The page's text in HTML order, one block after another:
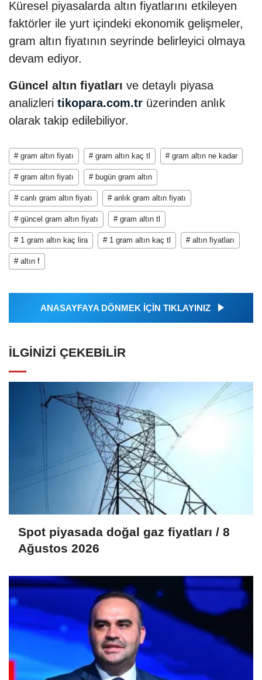
Küresel piyasalarda altın fiyatlarını etkileyen
faktörler ile yurt içindeki ekonomik gelişmeler,
gram altın fiyatının seyrinde belirleyici olmaya
devam ediyor.
Güncel altın fiyatları ve detaylı piyasa
analizleri tikopara.com.tr üzerinden anlık
olarak takip edilebiliyor.
# gram altın fiyatı # gram altın kaç tl # gram altın ne kadar
# gram altın fiyatı # bugün gram altın
# canlı gram altın fiyatı # anlık gram altın fiyatı
# güncel gram altın fiyatı # gram altın tl
# 1 gram altın kaç lira # 1 gram altın kaç tl # altın fiyatları
# altın f
ANASAYFAYA DÖNMEK İÇİN TIKLAYINIZ
İLGINIZI ÇEKEBILIR
Spot piyasada doğal gaz fiyatları / 8
Ağustos 2026